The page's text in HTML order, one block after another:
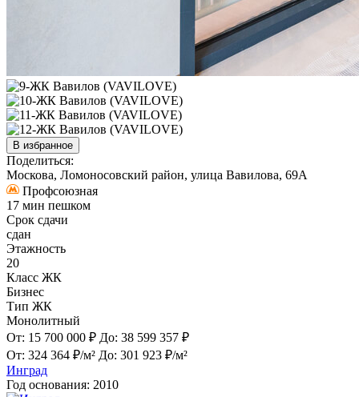
В избранное
Поделиться:
Москова, Ломоносовский район, улица Вавилова, 69А
Профсоюзная
17 мин пешком
Срок сдачи
сдан
Этажность
20
Класс ЖК
Бизнес
Тип ЖК
Монолитный
От: 15 700 000 ₽ До: 38 599 357 ₽
От: 324 364 ₽/м² До: 301 923 ₽/м²
Инград
Год основания: 2010